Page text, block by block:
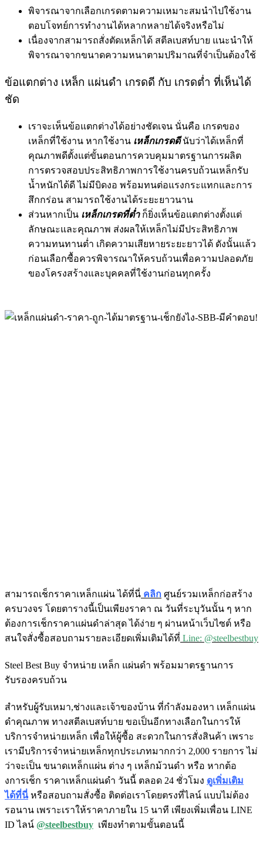
พิจารณาจากเลือกเกรดตามความเหมาะสมนำไปใช้งาน
ตอบโจทย์การทำงานได้หลากหลายได้จริงหรือไม่
เนื่องจากสามารถสั่งตัดเหล็กได้ สตีลเบสท์บาย แนะนำให้
พิจารณาจากขนาดความหนาตามปริมาณที่จำเป็นต้องใช้
ข้อแตกต่าง เหล็ก แผ่นดำ เกรดดี กับ เกรดต่ำ ที่เห็นได้
ชัด
เราจะเห็นข้อแตกต่างได้อย่างชัดเจน นั่นคือ เกรดของ
เหล็กที่ใช้งาน หากใช้งาน เหล็กเกรดดีนับว่าได้เหล็กที่
คุณภาพดีตั้งแต่ขั้นตอนการควบคุมมาตรฐานการผลิต
การตรวจสอบประสิทธิภาพการใช้งานครบถ้วนเหล็กรับ
น้ำหนักได้ดี ไม่มีบิดงอ พร้อมทนต่อแรงกระแทกและการ
สึกกร่อน สามารถใช้งานได้ระยะยาวนาน
ส่วนหากเป็น เหล็กเกรดที่ต่ำก็ยิ่งเห็นข้อแตกต่างตั้งแต่
ลักษณะและคุณภาพ ส่งผลให้เหล็กไม่มีประสิทธิภาพ
ความทนทานต่ำ เกิดความเสียหายระยะยาวได้ ดังนั้นแล้ว
ก่อนเลือกซื้อควรพิจารณาให้ครบถ้วนเพื่อความปลอดภัย
ของโครงสร้างและบุคคลที่ใช้งานก่อนทุกครั้ง
สามารถเช็กราคาเหล็กแผ่น ได้ที่นี่ คลิก ศูนย์รวมเหล็กก่อสร้าง
ครบวงจร โดยตารางนี้เป็นเพียงราคา ณ วันที่ระบุวันนั้น ๆ หาก
ต้องการเช็กราคาแผ่นดำล่าสุด ได้ง่าย ๆ ผ่านหน้าเว็บไซต์ หรือ
สนใจสั่งซื้อสอบถามรายละเอียดเพิ่มเติมได้ที่ Line: @steelbestbuy
Steel Best Buy จำหน่าย เหล็ก แผ่นดำ พร้อมมาตรฐานการ
รับรองครบถ้วน
สำหรับผู้รับเหมา,ช่างและเจ้าของบ้าน ที่กำลังมองหา เหล็กแผ่น
ดำคุณภาพ ทางสตีลเบสท์บาย ขอเป็นอีกทางเลือกในการให้
บริการจำหน่ายเหล็ก เพื่อให้ผู้ซื้อ สะดวกในการสั่งสินค้า เพราะ
เรามีบริการจำหน่ายเหล็กทุกประเภทมากกว่า 2,000 รายการ ไม่
ว่าจะเป็น ขนาดเหล็กแผ่น ต่าง ๆ เหล็กม้วนดำ หรือ หากต้อ
งการเช็ก ราคาเหล็กแผ่นดำ วันนี้ ตลอด 24 ชั่วโมง ดูเพิ่มเติม
ได้ที่นี่ หรือสอบถามสั่งซื้อ ติดต่อเราโดยตรงที่ไลน์ แบบไม่ต้อง
รอนาน เพราะเราให้ราคาภายใน 15 นาที เพียงเพิ่มเพื่อน LINE
ID ไลน์ @steelbestbuy เพียงทำตามขั้นตอนนี้